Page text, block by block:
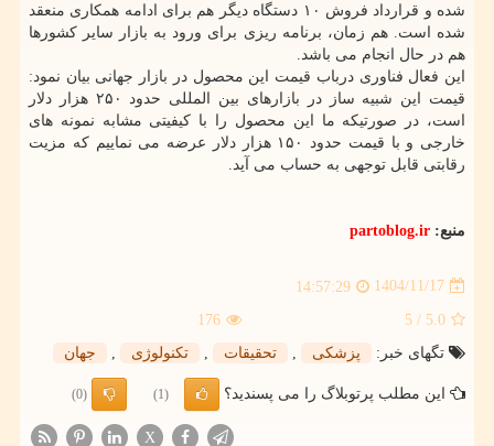
شده و قرارداد فروش ۱۰ دستگاه دیگر هم برای ادامه همکاری منعقد
شده است. هم زمان، برنامه ریزی برای ورود به بازار سایر کشورها
هم در حال انجام می باشد.
این فعال فناوری درباب قیمت این محصول در بازار جهانی بیان نمود:
قیمت این شبیه ساز در بازارهای بین المللی حدود ۲۵۰ هزار دلار
است، در صورتیکه ما این محصول را با کیفیتی مشابه نمونه های
خارجی و با قیمت حدود ۱۵۰ هزار دلار عرضه می نماییم که مزیت
رقابتی قابل توجهی به حساب می آید.
منبع: partoblog.ir
1404/11/17
14:57:29
5.0
/ 5
176
تگهای خبر:
پزشكی تحقیقات تكنولوژی جهان
این مطلب پرتوبلاگ را می پسندید؟ (1)
(0)
X